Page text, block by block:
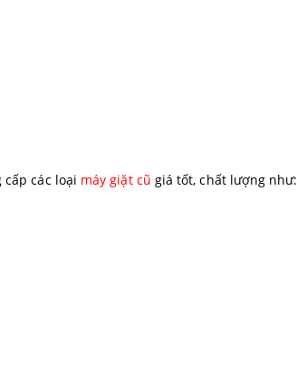
các loại máy giặt cũ giá tốt, chất lượng như: